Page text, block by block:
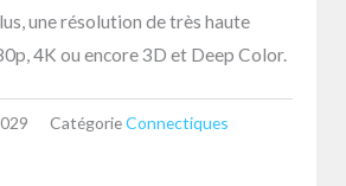
une résolution de très haute
4K ou encore 3D et Deep Color.
CatégorieConnectiques